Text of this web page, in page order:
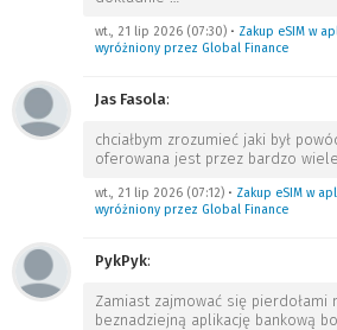
wt., 21 lip 2026 (07:30) • Zakup eSIM w
wyróżniony przez Global Finance
Jas Fasola:
chciałbym zrozumieć jaki był
oferowana jest przez bardzo
wt., 21 lip 2026 (07:12) • Zakup eSIM w
wyróżniony przez Global Finance
PykPyk:
Zamiast zajmować się pierdołami
beznadziejną aplikację bankową